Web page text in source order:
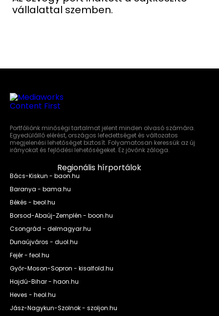
vállalattal szemben.
Portfóliónk minőségi tartalmat jelent minden olvasó számára.
Egyedülálló elérést, országos lefedettséget és változatos
megjelenési lehetőséget biztosít. Folyamatosan keressük az új
irányokat és fejlődési lehetőségeket. Ez jövőnk záloga.
Regionális hírportálok
Bács-Kiskun - baon.hu
Baranya - bama.hu
Békés - beol.hu
Borsod-Abaúj-Zemplén - boon.hu
Csongrád - delmagyar.hu
Dunaújváros - duol.hu
Fejér - feol.hu
Győr-Moson-Sopron - kisalfold.hu
Hajdú-Bihar - haon.hu
Heves - heol.hu
Jász-Nagykun-Szolnok - szoljon.hu